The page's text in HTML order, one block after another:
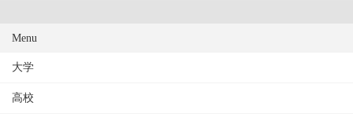
Menu
大学
高校